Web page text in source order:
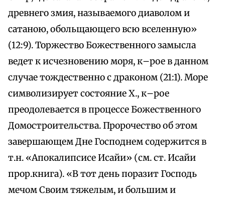
древнего змия, называемого диаволом и
сатаною, обольщающего всю вселенную»
(12:9). Торжество Божественного замысла
ведет к исчезновению моря, к–рое в данном
случае тождественно с драконом (21:1). Море
символизирует состояние Х., к–рое
преодолевается в процессе Божественного
Домостроительства. Пророчество об этом
завершающем Дне Господнем содержится в
т.н. «Апокалипсисе Исайи» (см. ст. Исайи
прор.книга). «В тот день поразит Господь
мечом Своим тяжелым, и большим и